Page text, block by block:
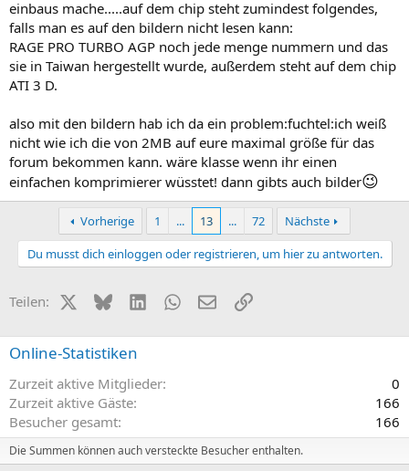
einbaus mache.....auf dem chip steht zumindest folgendes,
falls man es auf den bildern nicht lesen kann:
RAGE PRO TURBO AGP noch jede menge nummern und das
sie in Taiwan hergestellt wurde, außerdem steht auf dem chip
ATI 3 D.
also mit den bildern hab ich da ein problem:fuchtel:ich weiß
nicht wie ich die von 2MB auf eure maximal größe für das
forum bekommen kann. wäre klasse wenn ihr einen
einfachen komprimierer wüsstet! dann gibts auch bilder😉
Vorherige 1 ... 13 ... 72
Nächste
Du musst dich einloggen oder registrieren, um hier zu antworten.
Teilen: X (Twitter)
BlueskyLinkedInWhatsApp
E-MailLink
Online-Statistiken
Zurzeit aktive Mitglieder
0
Zurzeit aktive Gäste
166
Besucher gesamt
166
Die Summen können auch versteckte Besucher enthalten.